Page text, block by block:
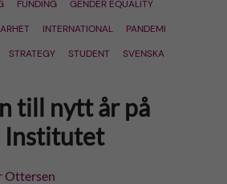
FUNDING
GENDER EQUALITY
INTERNATIONAL
PANDEMI
STRATEGY STUDENT
SVENSKA
till nytt år på
Institutet
Ottersen